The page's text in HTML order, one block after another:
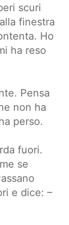
scuri
finestra
Ho
ha reso
Pensa
non ha
perso.
fuori.
se
e dice: –